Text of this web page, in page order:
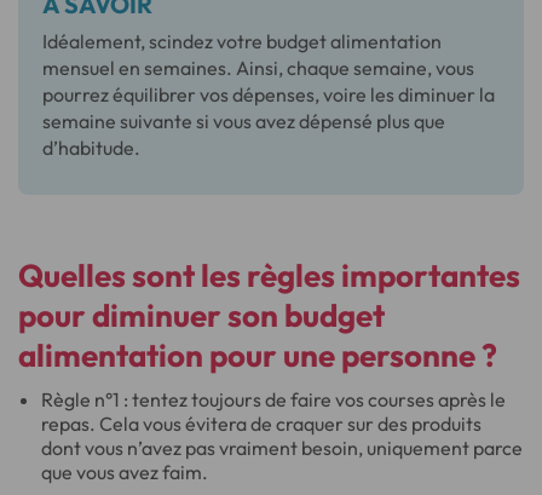
Idéalement, scindez votre budget alimentation
mensuel en semaines. Ainsi, chaque semaine, vous
pourrez équilibrer vos dépenses, voire les diminuer la
semaine suivante si vous avez dépensé plus que
d’habitude.
Quelles sont les règles importantes
pour diminuer son budget
alimentation pour une personne ?
Règle n°1 : tentez toujours de faire vos courses après le
repas. Cela vous évitera de craquer sur des produits
dont vous n’avez pas vraiment besoin, uniquement parce
que vous avez faim.